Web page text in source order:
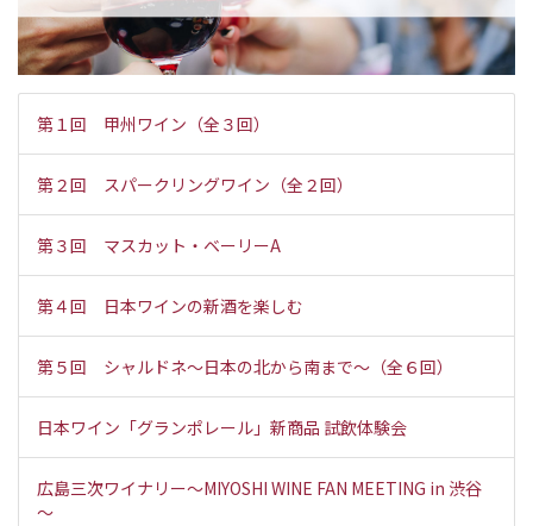
第１回 甲州ワイン（全３回）
第２回 スパークリングワイン（全２回）
第３回 マスカット・ベーリーA
第４回 日本ワインの新酒を楽しむ
第５回 シャルドネ～日本の北から南まで～（全６回）
日本ワイン「グランポレール」新商品 試飲体験会
広島三次ワイナリー～MIYOSHI WINE FAN MEETING in 渋谷
～